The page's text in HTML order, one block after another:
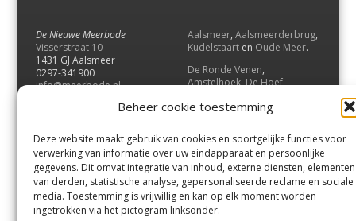
Beheer cookie toestemming
Deze website maakt gebruik van cookies en soortgelijke functies voor
verwerking van informatie over uw eindapparaat en persoonlijke
gegevens. Dit omvat integratie van inhoud, externe diensten, elementen
van derden, statistische analyse, gepersonaliseerde reclame en sociale
media. Toestemming is vrijwillig en kan op elk moment worden
ingetrokken via het pictogram linksonder.
De Nieuwe Meerbode
Visserstraat 10
1431 GJ Aalsmeer
0297-341900
info@meerbode.nl
Aalsmeer, Aalsmeerderbrug,
Kudelstaart en Oude Meer.
De Ronde Venen,
Amstelhoek,De Hoef,
Vrouwenakker,Waverveen
UithoornenDe Kwakel.
Contact
Andere uitgaven
Bezorgklacht